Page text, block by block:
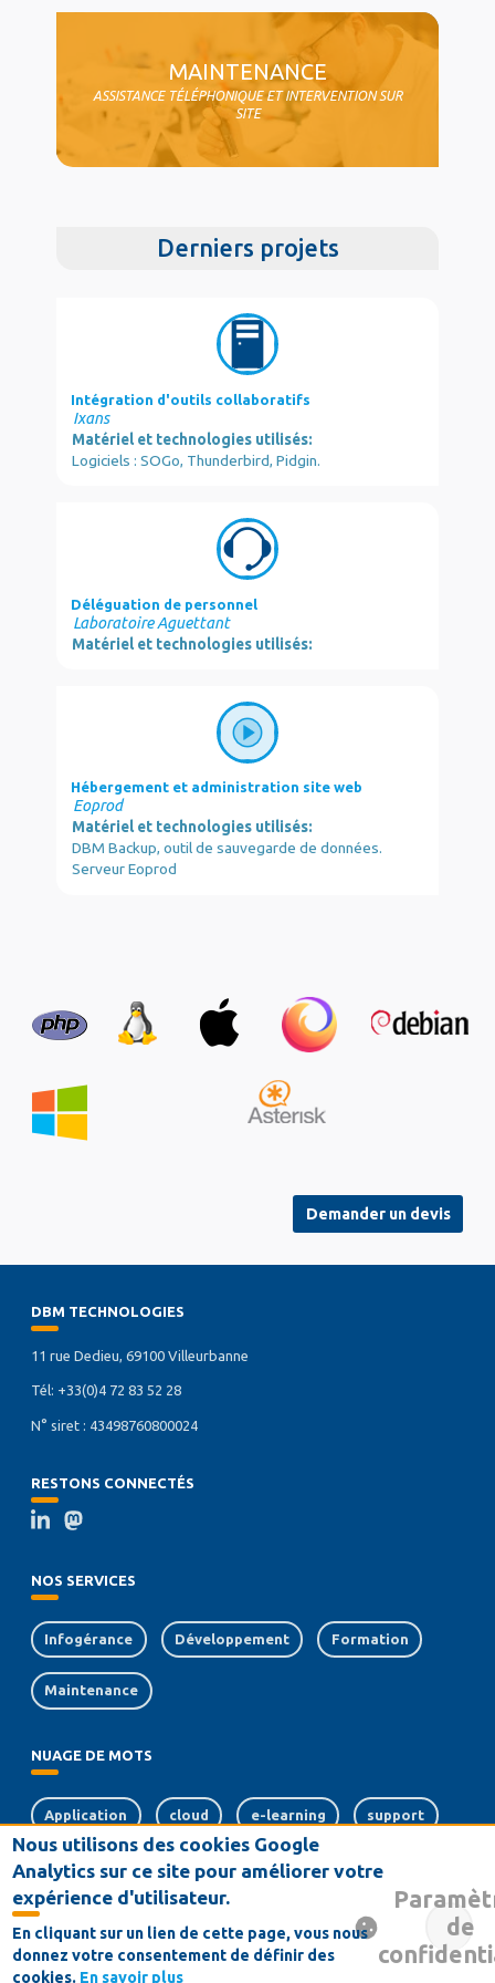
MAINTENANCE
ASSISTANCE TÉLÉPHONIQUE ET INTERVENTION SUR
SITE
Derniers projets
Intégration d'outils collaboratifs
Ixans
Matériel et technologies utilisés:
Logiciels : SOGo, Thunderbird, Pidgin.
Déléguation de personnel
Laboratoire Aguettant
Matériel et technologies utilisés:
Hébergement et administration site web
Eoprod
Matériel et technologies utilisés:
DBM Backup, outil de sauvegarde de données.
Serveur Eoprod
Demander un devis
DBM TECHNOLOGIES
11 rue Dedieu, 69100 Villeurbanne
Tél: +33(0)4 72 83 52 28
N° siret : 43498760800024
RESTONS CONNECTÉS
NOS SERVICES
Infogérance Développement Formation
Maintenance
NUAGE DE MOTS
Application cloud e-learning support
web sécurité crm
Conditions générales de vente
de
Nous utilisons des cookies Google
Analytics sur ce site pour améliorer votre
expérience d'utilisateur.
En cliquant sur un lien de cette page, vous nous
donnez votre consentement de définir des
cookies. En savoir plus